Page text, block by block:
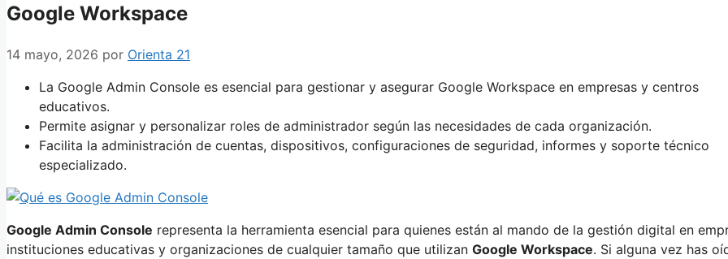
Google Workspace
14 mayo, 2026 por Orienta 21
La Google Admin Console es esencial para gestionar y asegurar Google Workspace en empresas y centros
educativos.
Permite asignar y personalizar roles de administrador según las necesidades de cada organización.
Facilita la administración de cuentas, dispositivos, configuraciones de seguridad, informes y soporte técnico
especializado.
Google Admin Console representa la herramienta esencial para quienes están al mando de la gestión digital en
instituciones educativas y organizaciones de cualquier tamaño que utilizan Google Workspace. Si alguna vez has